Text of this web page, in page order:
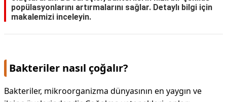
popülasyonlarını artırmalarını sağlar. Detaylı bilgi için
makalemizi inceleyin.
Bakteriler nasıl çoğalır?
Bakteriler, mikroorganizma dünyasının en yaygın ve